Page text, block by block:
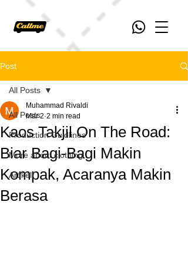
Post
All Posts
Production Guidlines
More about clothing
Artikel
All Posts
Kaos Takjil On The Road:
Biar Bagi-Bagi Makin
Kompak, Acaranya Makin
Berasa
Muhammad Rivaldi
Mar 2 2 min read